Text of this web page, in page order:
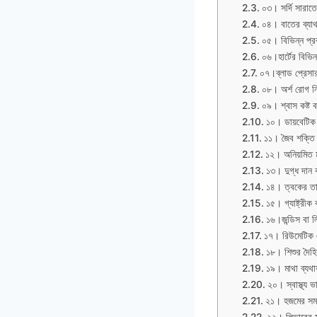
০৩। সর্দি
০৪। বাতের
০৫। বিভিন্ন
০৬।হার্টের
০৭।ব্লাড
০৮। অর্শ রোগ
০৯। শ্বাস কষ্ট
১০। ডায়বেটিক
১১। জৈব শক্তি
১২। অনিয়মিত
১৩। দুগ্ধ দান
১৪। ত্বকের
১৫। গ্যাষ্ট্রীক
১৬।জন্ডিস বা
১৭। রিউমেটিক
১৮। শিশুর
১৯। মাথা
২০। স্বাস্থ্য
২১। হজমের